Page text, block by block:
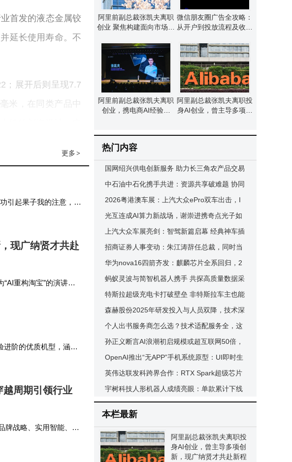
首发的液态金属铰
延长使用寿命。不
；展开后则呈现7.7
米，在同类产品中
是着重解决折痕、
场供应可能较为紧
更多 >
引起果子我的注意，很
现广纳贤才共赴
重构淘宝”的演讲，
进阶的优质机型，涵盖
越周期引领行业
牌战略、实用智能、场
阿里前副总裁张凯夫离职
创业 聚焦构建面向市场世
微信朋友圈广告全攻略：
从开户到投放流程及收费
阿里前副总裁张凯夫离职
创业，携电商AI经验掘
阿里副总裁张凯夫离职投
身AI创业，曾主导多项创
热门内容
国网绍兴供电创新服务 助力长三角农产品交易
中心“加速”启航
中石油中石化携手共进：资源共享破难题 协同
创新促能源开发新典范
2026粤港澳车展：上汽大众ePro双车出击，I
D. ERA 5S智驾领航合资新征程
光互连成AI算力新战场，谢崇进携奇点光子如
何抢占窗口期？
上汽大众车展亮剑：智驾新篇启幕 经典神车插
混焕新登场
招商证券人事变动：朱江涛辞任总裁，同时当
选董事长并代行总裁职责
华为nova16四箭齐发：麒麟芯片全系回归，2
699元起覆盖全价位段
蚂蚁灵波与简智机器人携手 共探高质量数据采
集助力具身智能升级
特斯拉超级充电卡打破壁垒 非特斯拉车主也能
畅享高效充电服务
森赫股份2025年研发投入与人员双降，技术深
耕下专利成果如何破局？
个人出书服务商怎么选？技术适配服务全，这
家12年经验公司值得了解
孙正义断言AI浪潮初启规模或超互联网50倍，
身家大涨重登亚洲首富之位
OpenAI推出“无APP”手机系统原型：UI即时生
成，2027年量产或改写移动交互规则
英伟达联发科跨界合作：RTX Spark超级芯片
开启PC性能与能效新篇章
宇树科技人形机器人成绩亮眼：单款累计下线
约1.1万台，出货量全球领先
本栏最新
阿里副总裁张凯夫离职投
身AI创业，曾主导多项创
新，现广纳贤才共赴新程